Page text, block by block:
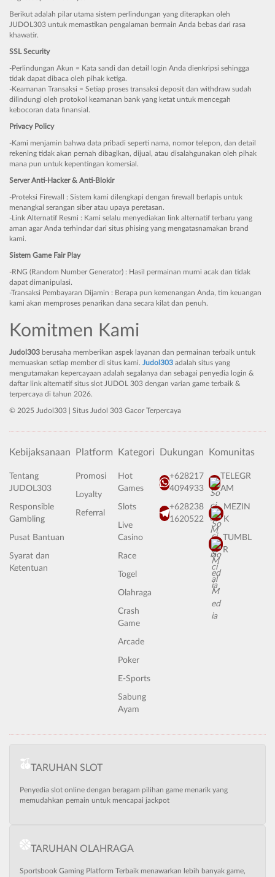
Berikut adalah pilar utama sistem perlindungan yang diterapkan oleh
JUDOL303 untuk memastikan pengalaman bermain Anda bebas dari rasa
khawatir.
SSL Security
-Perlindungan Akun = Kata sandi dan detail login Anda dienkripsi sehingga
tidak dapat dibaca oleh pihak ketiga.
-Keamanan Transaksi = Setiap proses transaksi deposit dan withdraw sudah
dilindungi oleh protokol keamanan bank yang ketat untuk mencegah
kebocoran data finansial.
Privacy Policy
-Kami menjamin bahwa data pribadi seperti nama, nomor telepon, dan detail
rekening tidak akan pernah dibagikan, dijual, atau disalahgunakan oleh pihak
mana pun untuk kepentingan komersial.
Server Anti-Hacker & Anti-Blokir
-Proteksi Firewall : Sistem kami dilengkapi dengan firewall berlapis untuk
menangkal serangan siber atau upaya peretasan.
-Link Alternatif Resmi : Kami selalu menyediakan link alternatif terbaru yang
aman agar Anda terhindar dari situs phising yang mengatasnamakan brand
kami.
Sistem Game Fair Play
-RNG (Random Number Generator) : Hasil permainan murni acak dan tidak
dapat dimanipulasi.
-Transaksi Pembayaran Dijamin : Berapa pun kemenangan Anda, tim keuangan
kami akan memproses penarikan dana secara kilat dan penuh.
Komitmen Kami
Judol303 berusaha memberikan aspek layanan dan permainan terbaik untuk
memuaskan setiap member di situs kami. Judol303 adalah situs yang
mengutamakan kepercayaan adalah segalanya dan sebagai penyedia login &
daftar link alternatif situs slot JUDOL 303 dengan varian game terbaik &
terpercaya di tahun 2026.
© 2025 Judol303 | Situs Judol 303 Gacor Terpercaya
Kebijaksanaan
Tentang
JUDOL303
Responsible
Gambling
Pusat Bantuan
Syarat dan
Ketentuan
Platform
Promosi
Loyalty
Referral
Kategori
Hot
Games
Slots
Live
Casino
Race
Togel
Olahraga
Crash
Game
Arcade
Poker
E-Sports
Sabung
Ayam
Dukungan
+628217
4094933
+628238
1620522
Komunitas
TELEGR
AM
MEZIN
K
TUMBL
R
TARUHAN SLOT
Penyedia slot online dengan beragam pilihan game menarik yang
memudahkan pemain untuk mencapai jackpot
TARUHAN OLAHRAGA
Sportsbook Gaming Platform Terbaik menawarkan lebih banyak game,